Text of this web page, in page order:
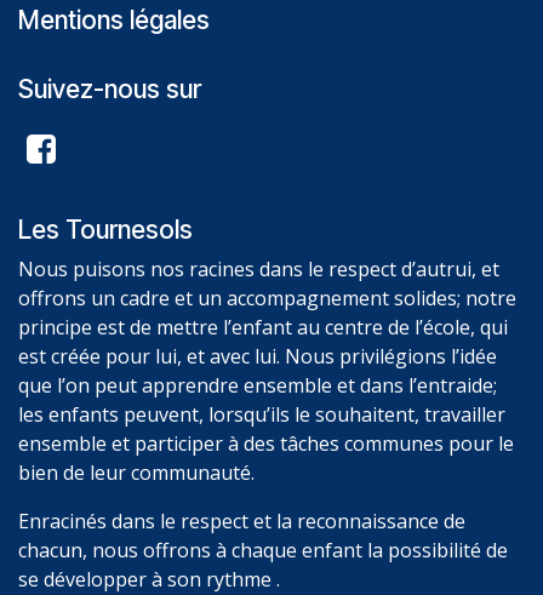
Mentions légales
Suivez-nous sur
Les Tournesols
Nous puisons nos racines dans le respect d’autrui, et
offrons un cadre et un accompagnement solides; notre
principe est de mettre l’enfant au centre de l’école, qui
est créée pour lui, et avec lui. Nous privilégions l’idée
que l’on peut apprendre ensemble et dans l’entraide;
les enfants peuvent, lorsqu’ils le souhaitent, travailler
ensemble et participer à des tâches communes pour le
bien de leur communauté.
Enracinés dans le respect et la reconnaissance de
chacun, nous offrons à chaque enfant la possibilité de
se développer à son rythme .